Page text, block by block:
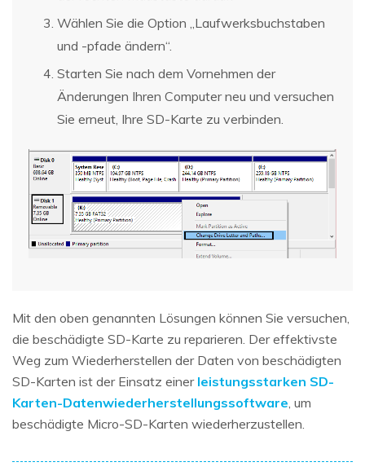
Wählen Sie die Option „Laufwerksbuchstaben
und -pfade ändern“.
Starten Sie nach dem Vornehmen der
Änderungen Ihren Computer neu und versuchen
Sie erneut, Ihre SD-Karte zu verbinden.
Mit den oben genannten Lösungen können Sie versuchen,
die beschädigte SD-Karte zu reparieren. Der effektivste
Weg zum Wiederherstellen der Daten von beschädigten
SD-Karten ist der Einsatz einer leistungsstarken SD-
Karten-Datenwiederherstellungssoftware , um
beschädigte Micro-SD-Karten wiederherzustellen.